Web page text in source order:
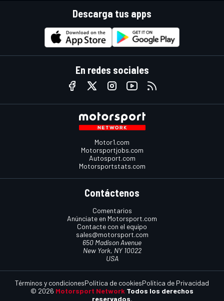
Descarga tus apps
En redes sociales
Motor1.com
Motorsportjobs.com
Autosport.com
Motorsportstats.com
Contáctenos
Comentarios
Anúnciate en Motorsport.com
Contacte con el equipo
sales@motorsport.com
650 Madison Avenue
New York, NY 10022
USA
© 2026 Motorsport Network Todos los derechos
reservados.
Términos y condicionesPolítica de cookiesPolítica de Privacidad